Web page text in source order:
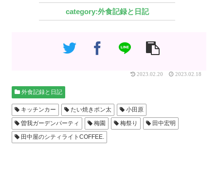
外食記録と日記
2023.02.20 2023.02.18
外食記録と日記
キッチンカー たい焼きポン太
小田原
曽我ガーデンパーティ
梅園 梅祭り
田中宏明
田中屋のシティライトCOFFEE.